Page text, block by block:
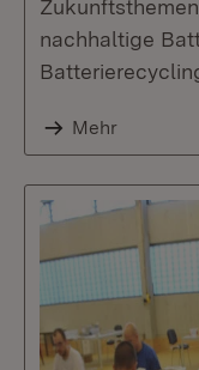
nachhaltige
Mehr